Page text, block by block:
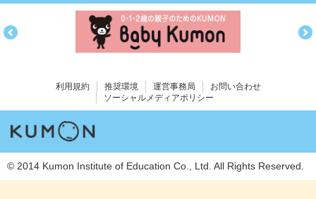
利用規約 推奨環境 運営事務局
お問い合わせ
ソーシャルメディアポリシー
© 2014 Kumon Institute of Education Co., Ltd. All Rights Reserved.